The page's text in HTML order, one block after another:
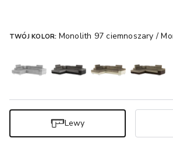
TWÓJ KOLOR: Monolith 97 ciemnoszary /
Lewy